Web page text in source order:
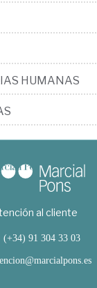
HUMANAS
al cliente
(+34) 91 304 33 03